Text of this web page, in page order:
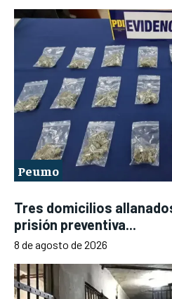
Peumo
Tres domicilios
prisión preventiva...
8 de agosto de 2026